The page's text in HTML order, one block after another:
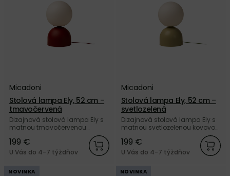
Micadoni
Stolová lampa Ely, 52 cm –
tmavočervená
Dizajnová stolová lampa Ely s
matnou tmavočervenou
kovovou základňou a matným
bielym skleneným tienidlom v
tvare gule od značky Micadoni.
199 €
U Vás do 4-7 týždňov
Micadoni
Stolová lampa Ely, 52 cm –
svetlozelená
Dizajnová stolová lampa Ely s
matnou svetlozelenou kovovou
základňou a matným bielym
skleneným tienidlom v tvare
gule od značky Micadoni.
199 €
U Vás do 4-7 týždňov
NOVINKA NOVINKA